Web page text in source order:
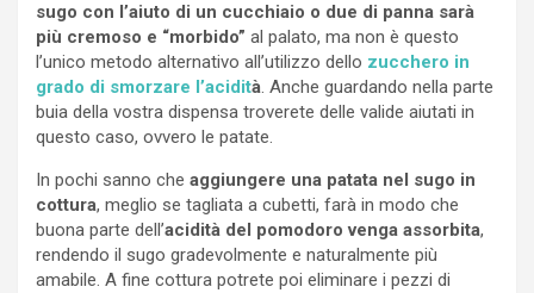
sugo con l’aiuto di un cucchiaio o due di panna sarà
più cremoso e “morbido” al palato, ma non è questo
l’unico metodo alternativo all’utilizzo dello zucchero in
grado di smorzare l’acidità. Anche guardando nella parte
buia della vostra dispensa troverete delle valide aiutati in
questo caso, ovvero le patate.
In pochi sanno che aggiungere una patata nel sugo in
cottura, meglio se tagliata a cubetti, farà in modo che
buona parte dell’acidità del pomodoro venga assorbita,
rendendo il sugo gradevolmente e naturalmente più
amabile. A fine cottura potrete poi eliminare i pezzi di